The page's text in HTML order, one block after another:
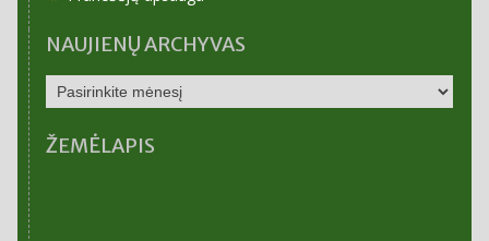
NAUJIENŲ ARCHYVAS
NAUJIENŲ
ARCHYVAS
ŽEMĖLAPIS